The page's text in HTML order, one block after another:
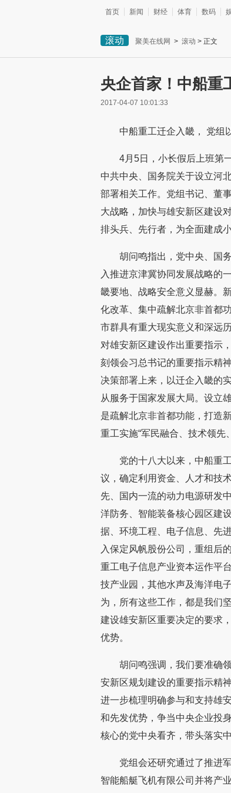
首页 新闻 财经 体育 数码
滚动 聚美在线网 > 滚动 > 正文
央企首家！中船重
2017-04-07 10:01:33
中船重工迁企入畿， 党组
4月5日，小长假后上班第
中共中央、国务院关于设立河
部署相关工作。党组书记、董
大战略，加快与雄安新区建设
排头兵、先行者，为全面建成
胡问鸣指出，党中央、国
入推进京津冀协同发展战略的
畿要地、战略安全意义显赫。
化改革、集中疏解北京非首都
市群具有重大现实意义和深远
对雄安新区建设作出重要指示
刻领会习总书记的重要指示精
决策部署上来，以迁企入畿的
从服务于国家发展大局。设立
是疏解北京非首都功能，打造
重工实施“军民融合、技术领先
党的十八大以来，中船重
议，确定利用资金、人才和技
先、国内一流的动力电源研发
洋防务、智能装备核心园区建
据、环境工程、电子信息、先
入保定风帆股份公司，重组后
重工电子信息产业资本运作平
技产业园，其他水声及海洋电
为，所有这些工作，都是我们
建设雄安新区重要决定的要求
优势。
胡问鸣强调，我们要准确
安新区规划建设的重要指示精
进一步梳理明确参与和支持雄
和先发优势，争当中央企业投
核心的党中央看齐，带头落实
党组会还研究通过了推进
智能船艇飞机有限公司并将产